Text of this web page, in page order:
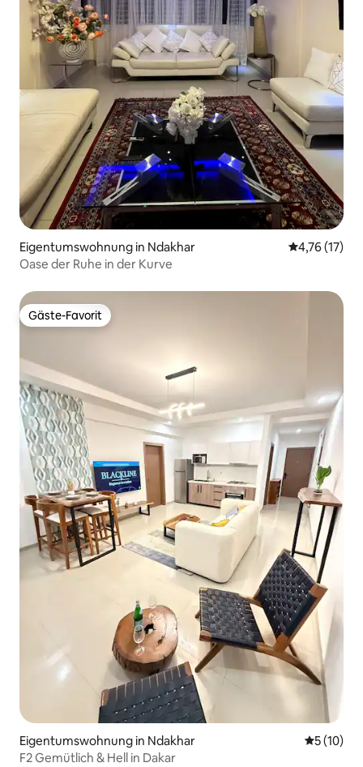
Eigentumswohnung in Ndakhar
4,76 (17)
Oase der Ruhe in der Kurve
Gäste-Favorit
Gäste-Favorit
Eigentumswohnung in Ndakhar
5 (10)
F2 Gemütlich & Hell in Dakar